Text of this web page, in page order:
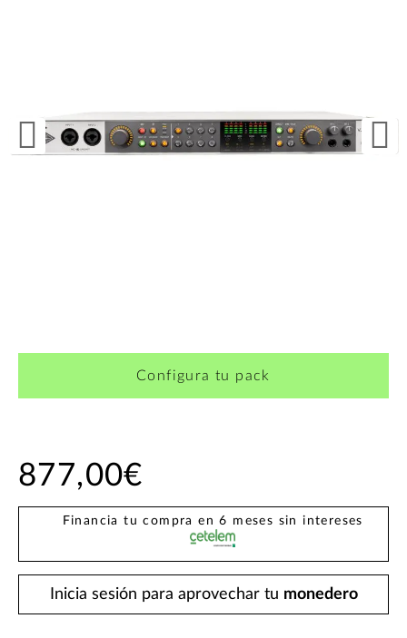
Configura tu pack
877,00€
Financia tu compra en 6 meses sin intereses
Inicia sesión para aprovechar tu monedero